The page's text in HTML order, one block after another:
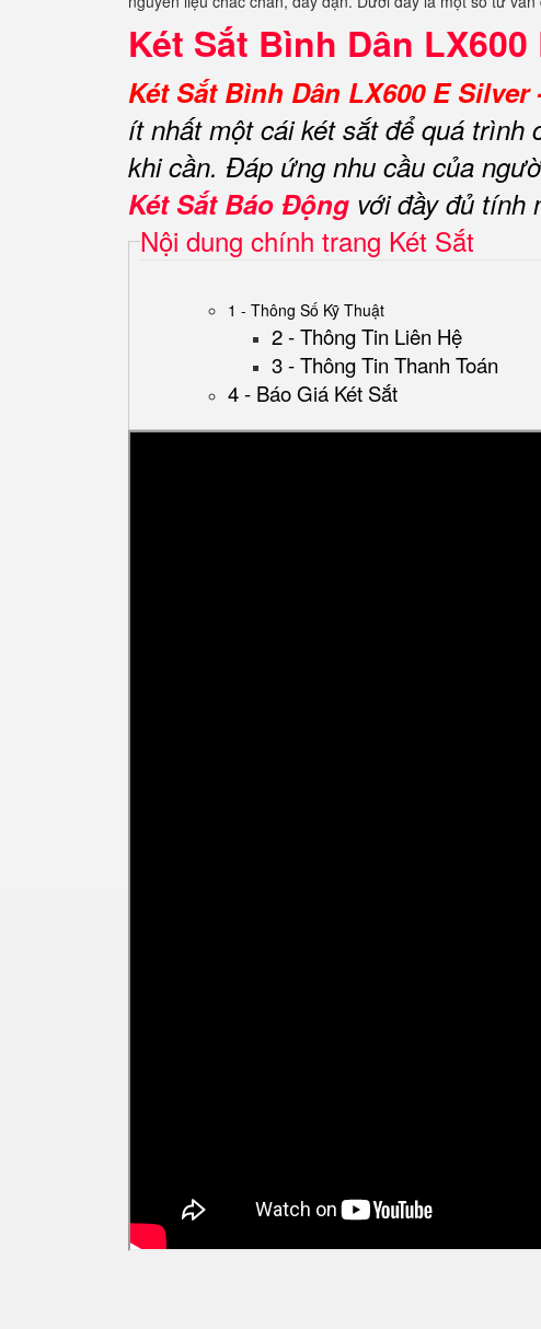
Két Sắt Bình Dân
Két Sắt Bình Dân LX600 E
ít nhất một cái két sắt để quá trình
khi cần. Đáp ứng nhu cầu của
Két Sắt Báo Động với đầy đủ tính
Nội dung chính trang Két Sắt
1 - Thông Số Kỹ Thuật
2 - Thông Tin Liên Hệ
3 - Thông Tin Thanh Toán
4 - Báo Giá Két Sắt